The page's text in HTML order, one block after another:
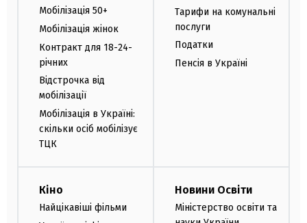
Мобілізація 50+
Мобілізація жінок
Контракт для 18-24-
річних
Відстрочка від
мобілізації
Мобілізація в Україні:
скільки осіб мобілізує
ТЦК
Тарифи на комунальні
послуги
Податки
Пенсія в Україні
Кіно
Найцікавіші фільми
Новини Освіти
Міністерство освіти та